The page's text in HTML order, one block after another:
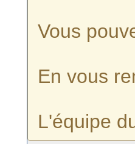
Vous
En vous
L'équipe